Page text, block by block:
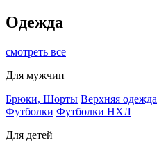
Одежда
смотреть все
Для мужчин
Брюки, Шорты Верхняя одежда
Футболки Футболки НХЛ
Для детей